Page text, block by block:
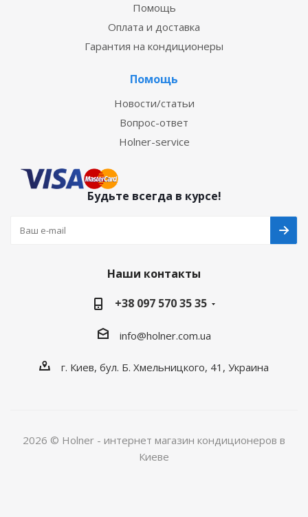
Помощь
Оплата и доставка
Гарантия на кондиционеры
Помощь
Новости/статьи
Вопрос-ответ
Holner-service
Будьте всегда в курсе!
Наши контакты
+38 097 570 35 35
info@holner.com.ua
г. Киев, бул. Б. Хмельницкого, 41, Украина
2026 © Holner - интернет магазин кондиционеров в
Киеве